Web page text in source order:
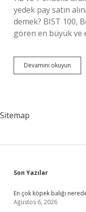
yedek pay satın
demek? BIST 100,
gören en büyük ve
Devamını okuyun
30
Sitemap
Sidebar
Son Yazılar
En çok köpek balığı
Ağustos 6, 2026